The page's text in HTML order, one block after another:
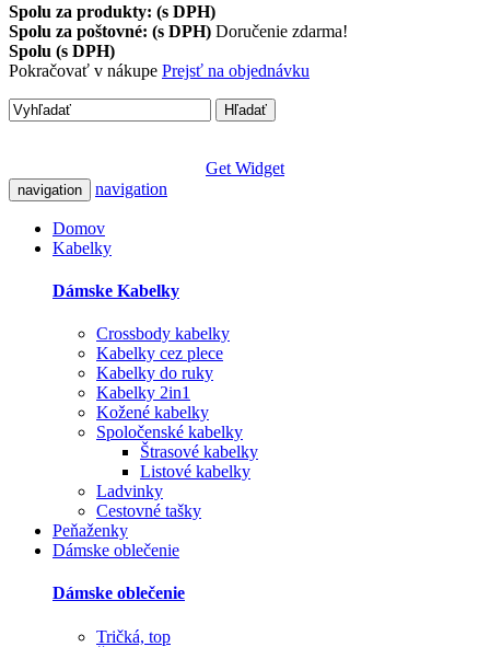
Spolu za produkty: (s DPH)
Spolu za poštovné: (s DPH) Doručenie zdarma!
Spolu (s DPH)
Pokračovať v nákupe Prejsť na objednávku
Hľadať
Get Widget
navigation navigation
Domov
Kabelky
Dámske Kabelky
Crossbody kabelky
Kabelky cez plece
Kabelky do ruky
Kabelky 2in1
Kožené kabelky
Spoločenské kabelky
Štrasové kabelky
Listové kabelky
Ladvinky
Cestovné tašky
Peňaženky
Dámske oblečenie
Dámske oblečenie
Tričká, top